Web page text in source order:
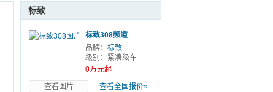
标致
标致308频道
品牌： 标致
级别：紧凑级车
0万元起
查看图片
查看全国报价»